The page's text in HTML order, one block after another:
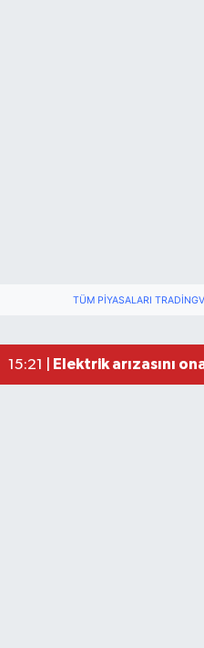
TÜM PIYASALARI
22:22 |Fındık üreticisinin